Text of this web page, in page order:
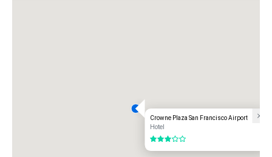
Crowne Plaza San Francisco Airport
Hotel
3 von 5